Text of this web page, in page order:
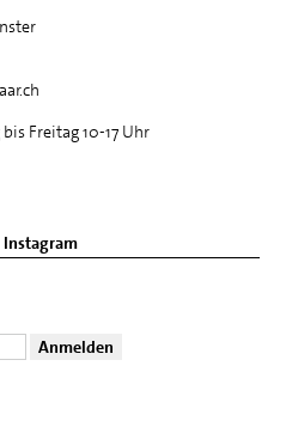
Freitag 10-17 Uhr
Instagram